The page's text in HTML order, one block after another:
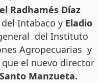
Radhamés Díaz
Intabaco y Eladio
del Instituto
Agropecuarias y
que el nuevo director
Manzueta.